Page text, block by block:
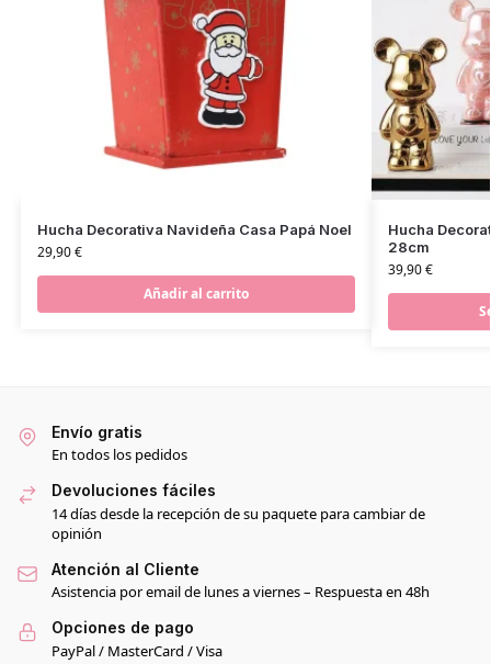
Hucha Decorativa Navideña Casa Papá Noel
29,90€
Añadir al carrito
Hucha
28cm
39,90€
Envío gratis
En todos los pedidos
Devoluciones fáciles
14 días desde la recepción de su paquete para cambiar de
opinión
Atención al Cliente
Asistencia por email de lunes a viernes – Respuesta en 48h
Opciones de pago
PayPal / MasterCard / Visa